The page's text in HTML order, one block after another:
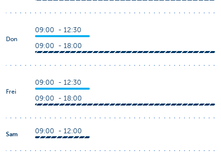
Don
09:00 - 12:30
09:00 - 18:00
Frei
09:00 - 12:30
09:00 - 18:00
Sam 09:00 - 12:00